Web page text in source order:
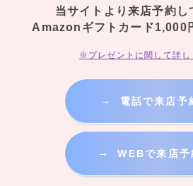
当サイトより来店予約し
Amazonギフトカード1,000
※プレゼントに関して詳し
→ 電話で来店
→ WEBで来店予